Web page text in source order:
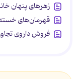
زهرهای پنهان
قهرمان‌های خسته
فروش داروی